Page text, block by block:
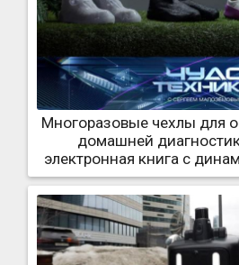
Многоразовые чехлы для
домашней
электронная книга с